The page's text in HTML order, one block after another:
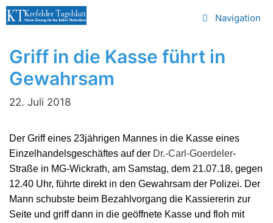
Zum
Inhalt
Navigation
Griff in die Kasse führt in
Gewahrsam
22. Juli 2018
Der Griff eines 23jährigen Mannes in die Kasse eines
Einzelhandelsgeschäftes auf der Dr.-Carl-Goerdeler-
Straße in MG-Wickrath, am Samstag, dem 21.07.18, gegen
12.40 Uhr, führte direkt in den Gewahrsam der Polizei. Der
Mann schubste beim Bezahlvorgang die Kassiererin zur
Seite und griff dann in die geöffnete Kasse und floh mit